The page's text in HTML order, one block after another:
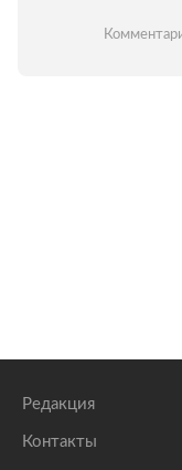
Редакция
Контакты